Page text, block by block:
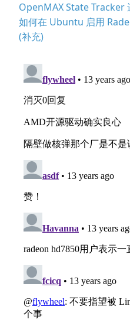
OpenMAX State Tracker
如何在 Ubuntu 启用
(补充)